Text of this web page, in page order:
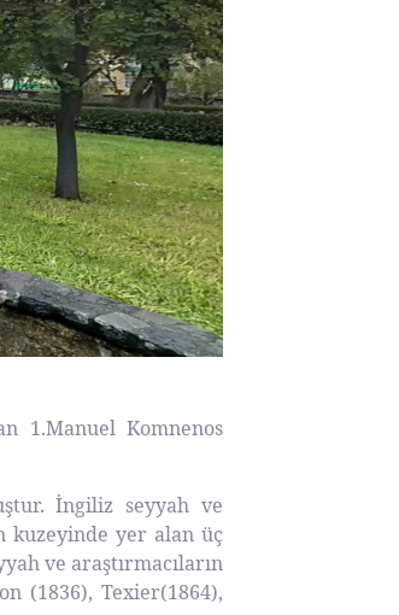
1.Manuel Komnenos
İngiliz seyyah ve
kuzeyinde yer alan üç
ve araştırmacıların
(1836), Texier(1864),